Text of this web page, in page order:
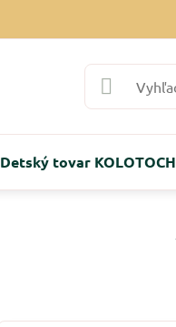
Detský tovar KOLOTOCH